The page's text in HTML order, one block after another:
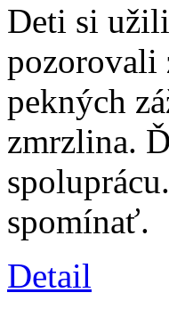
Deti si
pozorovali
pekných
zmrzlina.
spomínať.
Detail